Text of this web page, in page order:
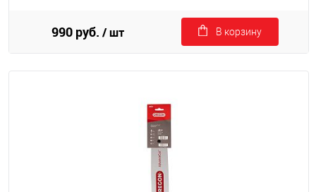
990 руб. / шт В корзину